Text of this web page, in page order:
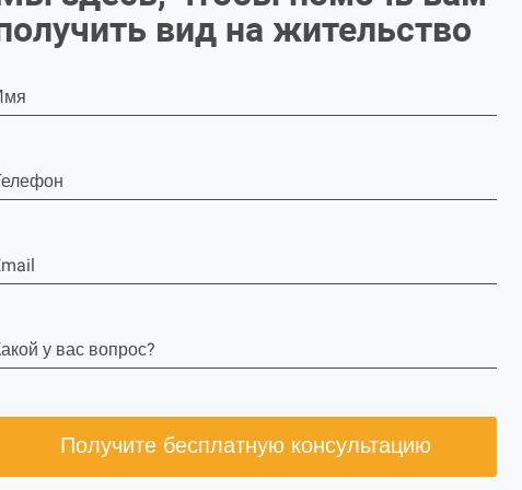
вид на жительство
у вас вопрос?
Получите бесплатную консультацию